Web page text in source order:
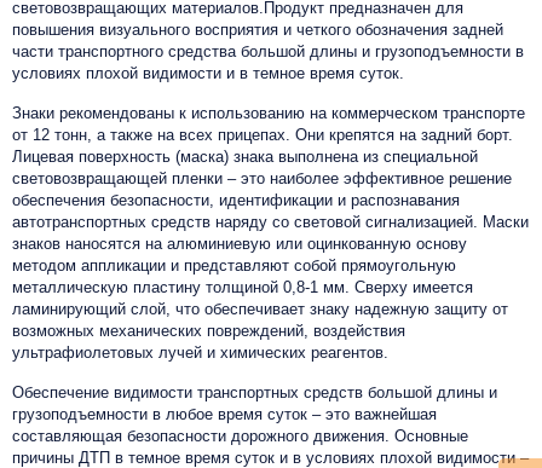
световозвращающих материалов.Продукт предназначен для
повышения визуального восприятия и четкого обозначения задней
части транспортного средства большой длины и грузоподъемности в
условиях плохой видимости и в темное время суток.
Знаки рекомендованы к использованию на коммерческом транспорте
от 12 тонн, а также на всех прицепах. Они крепятся на задний борт.
Лицевая поверхность (маска) знака выполнена из специальной
световозвращающей пленки – это наиболее эффективное решение
обеспечения безопасности, идентификации и распознавания
автотранспортных средств наряду со световой сигнализацией. Маски
знаков наносятся на алюминиевую или оцинкованную основу
методом аппликации и представляют собой прямоугольную
металлическую пластину толщиной 0,8-1 мм. Сверху имеется
ламинирующий слой, что обеспечивает знаку надежную защиту от
возможных механических повреждений, воздействия
ультрафиолетовых лучей и химических реагентов.
Обеспечение видимости транспортных средств большой длины и
грузоподъемности в любое время суток – это важнейшая
составляющая безопасности дорожного движения. Основные
причины ДТП в темное время суток и в условиях плохой видимости –